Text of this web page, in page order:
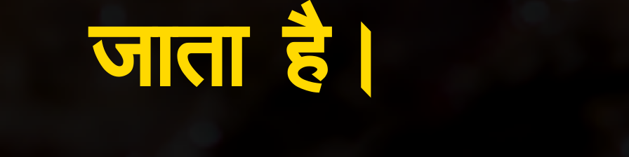
जाता है।